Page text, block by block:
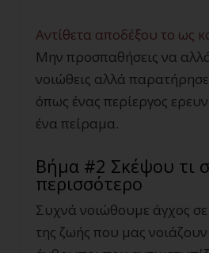
Αντίθετα αποδέξου το ως
Μην προσπαθήσεις να
νοιώθεις αλλά
όπως ένας περίεργος
ένα πείραμα.
Βήμα #2 Σκέψου τι
περισσότερο
Συχνά νοιώθουμε άγχος σε
της ζωής που μας